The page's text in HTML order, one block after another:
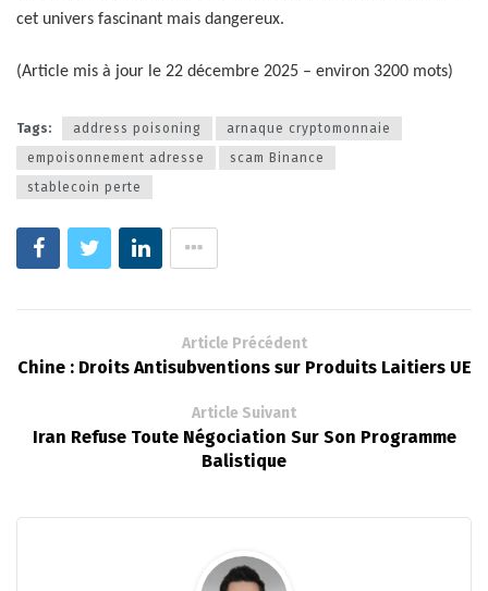
cet univers fascinant mais dangereux.
(Article mis à jour le 22 décembre 2025 – environ 3200 mots)
Tags: address poisoning
arnaque cryptomonnaie
empoisonnement adresse
scam Binance
stablecoin perte
Article Précédent
Chine : Droits Antisubventions sur Produits Laitiers UE
Article Suivant
Iran Refuse Toute Négociation Sur Son Programme
Balistique